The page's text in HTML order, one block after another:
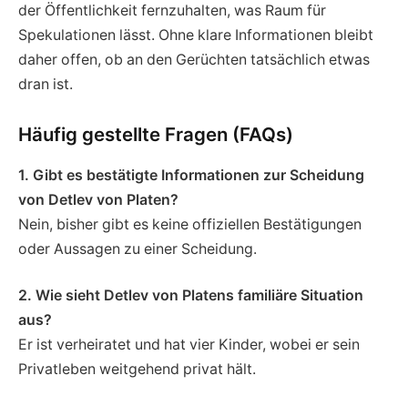
der Öffentlichkeit fernzuhalten, was Raum für
Spekulationen lässt. Ohne klare Informationen bleibt
daher offen, ob an den Gerüchten tatsächlich etwas
dran ist.
Häufig gestellte Fragen (FAQs)
1. Gibt es bestätigte Informationen zur Scheidung
von Detlev von Platen?
Nein, bisher gibt es keine offiziellen Bestätigungen
oder Aussagen zu einer Scheidung.
2. Wie sieht Detlev von Platens familiäre Situation
aus?
Er ist verheiratet und hat vier Kinder, wobei er sein
Privatleben weitgehend privat hält.